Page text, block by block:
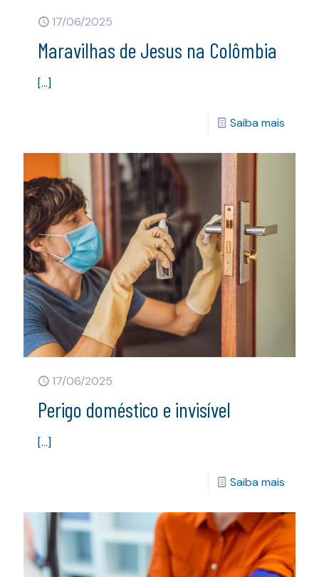
17/06/2025
Maravilhas de Jesus na Colômbia
[…]
Saiba mais
17/06/2025
Perigo doméstico e invisível
[…]
Saiba mais